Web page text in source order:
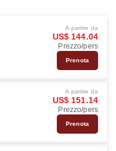
A partire da
US$ 144.04
Prezzo/pers
Prenota
A partire da
US$ 151.14
Prezzo/pers
Prenota